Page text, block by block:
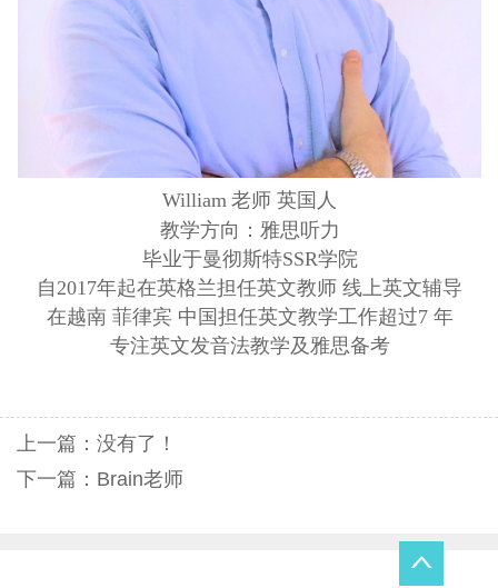
William 老师 英国人
教学方向：雅思听力
毕业于曼彻斯特SSR学院
自2017年起在英格兰担任英文教师 线上英文辅导
在越南 菲律宾 中国担任英文教学工作超过7 年
专注英文发音法教学及雅思备考
上一篇：没有了！
下一篇： Brain老师